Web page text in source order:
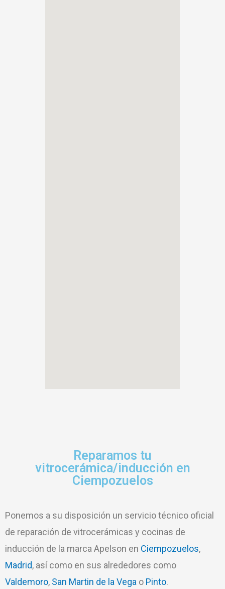
Reparamos tu
vitrocerámica/inducción en
Ciempozuelos
Ponemos a su disposición un servicio técnico oficial
de reparación de vitrocerámicas y cocinas de
inducción de la marca Apelson en Ciempozuelos,
Madrid, así como en sus alrededores como
Valdemoro, San Martin de la Vega o Pinto.